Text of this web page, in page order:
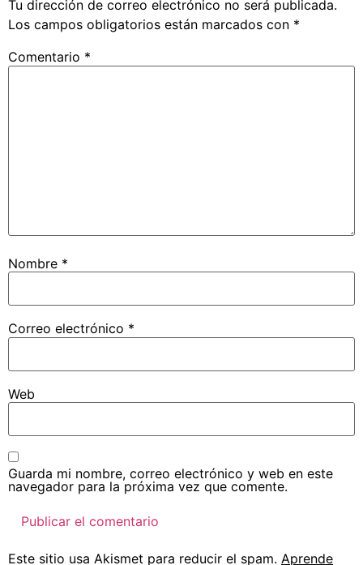
Tu dirección de correo electrónico no será publicada.
Los campos obligatorios están marcados con *
Comentario *
Nombre *
Correo electrónico *
Web
Guarda mi nombre, correo electrónico y web en este
navegador para la próxima vez que comente.
Este sitio usa Akismet para reducir el spam. Aprende